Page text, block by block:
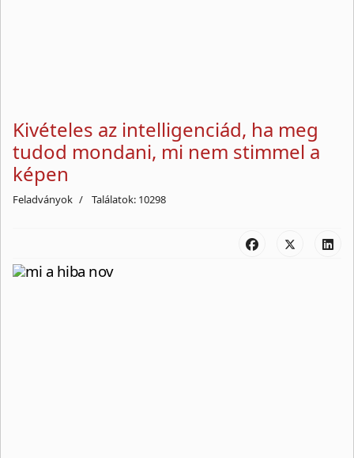
Kivételes az intelligenciád, ha meg
tudod mondani, mi nem stimmel a
képen
Feladványok Találatok: 10298